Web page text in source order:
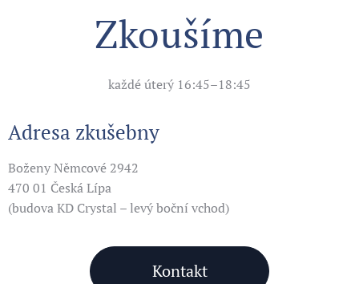
Zkoušíme
každé úterý 16:45–18:45
Adresa zkušebny
Boženy Němcové 2942
470 01 Česká Lípa
(budova KD Crystal – levý boční vchod)
Kontakt